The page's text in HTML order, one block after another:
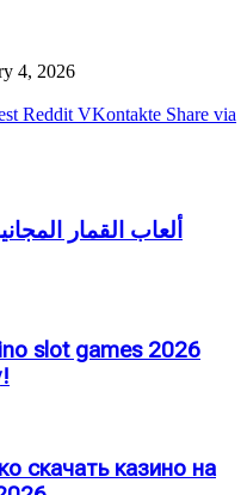
4, 2026
Reddit VKontakte Share via
ألعاب القمار
slot games 2026
скачать казино на